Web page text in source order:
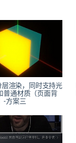
层渲染，同时支持光
普通材质（页面背
-方案三